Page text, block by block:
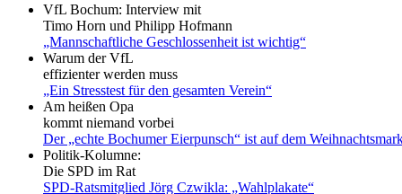
VfL Bochum: Interview mit
Timo Horn und Philipp Hofmann
„Mannschaftliche Geschlossenheit ist wichtig“
Warum der VfL
effizienter werden muss
„Ein Stresstest für den gesamten Verein“
Am heißen Opa
kommt niemand vorbei
Der „echte Bochumer Eierpunsch“ ist auf dem
Politik-Kolumne:
Die SPD im Rat
SPD-Ratsmitglied Jörg Czwikla: „Wahlplakate“